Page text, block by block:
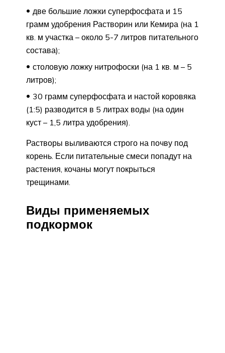
две большие ложки суперфосфата и 15
грамм удобрения Растворин или Кемира (на 1
кв. м участка – около 5-7 литров питательного
состава);
столовую ложку нитрофоски (на 1 кв. м – 5
литров);
30 грамм суперфосфата и настой коровяка
(1:5) разводится в 5 литрах воды (на один
куст – 1,5 литра удобрения).
Растворы выливаются строго на почву под
корень. Если питательные смеси попадут на
растения, кочаны могут покрыться
трещинами.
Виды применяемых
подкормок